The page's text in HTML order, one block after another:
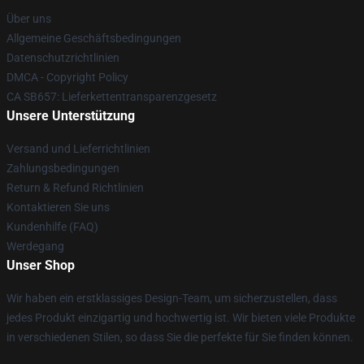
Über uns
Allgemeine Geschäftsbedingungen
Datenschutzrichtlinien
DMCA - Copyright Policy
CA SB657: Lieferkettentransparenzgesetz
Unsere Unterstützung
Versand und Lieferrichtlinien
Zahlungsbedingungen
Return & Refund Richtlinien
Kontaktieren Sie uns
Kundenhilfe (FAQ)
Werdegang
Unser Shop
Wir haben ein erstklassiges Design-Team, um sicherzustellen, dass
jedes Produkt einzigartig und hochwertig ist. Wir bieten viele Produkte
in verschiedenen Stilen, so dass Sie die perfekte für Sie finden können.